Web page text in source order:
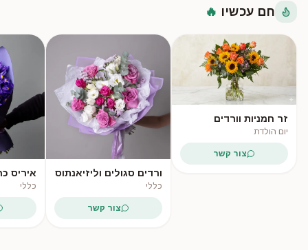
חם עכשיו 🔥
זר חמניות וורדים
אפרסקיים
יום הולדת
צור קשר
ורדים סגולים וליזיאנתוס
לבן
כללי
צור קשר
איריס
כללי